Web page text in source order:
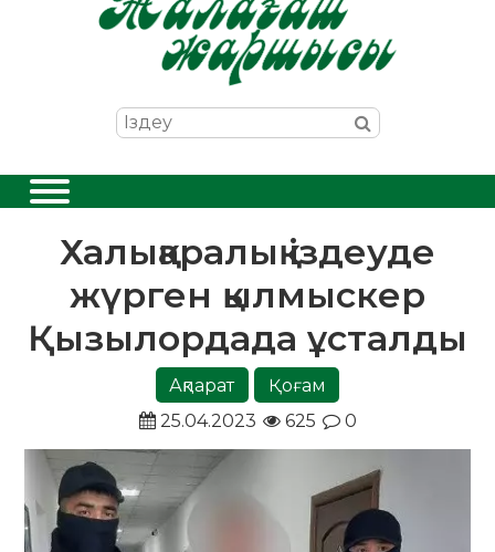
Халықаралық іздеуде
жүрген қылмыскер
Қызылордада ұсталды
Ақпарат
Қоғам
25.04.2023
625 0